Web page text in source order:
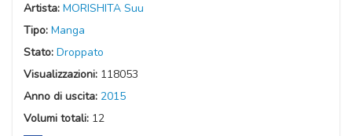
Artista: MORISHITA Suu
Tipo: Manga
Stato: Droppato
Visualizzazioni: 118053
Anno di uscita: 2015
Volumi totali: 12